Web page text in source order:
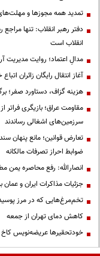
تمدید همه مجوزها و
دفتر رهبر انقلاب: تنها
انقلاب است
مدالِ اعتماد؛ روایت مدیریت
آغاز انتقال رایگان زائران
هزینه گزاف، دستاورد صفر؛
مقاومت عراق؛ بازیگری فراتر
سرزمین‌های اشغالی رساندند
تعارض قوانین؛ مانع پنهان
ضوابط احراز تصرفات مالکانه
انصارالله: رفع محاصره یمن
جزئیات مذاکرات ایران و عمان
تخم‌مرغ‌هایی که در مرز
کاهش دمای تهران از جمعه
خودتحقیرها عریضه‌نویس